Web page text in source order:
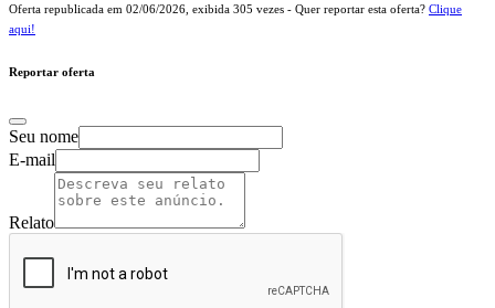
Oferta republicada em 02/06/2026 , exibida 305 vezes - Quer reportar esta oferta? Clique
aqui!
Reportar oferta
Seu nome
E-mail
Relato